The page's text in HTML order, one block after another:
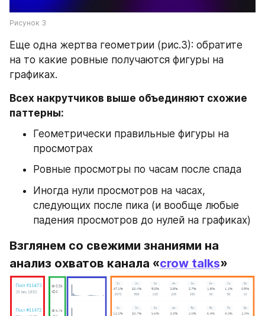
Рисунок 3
Еще одна жертва геометрии (рис.3): обратите
на то какие ровные получаются фигуры на
графиках.
Всех накрутчиков выше объединяют схожие
паттерны:
Геометрически правильные фигуры на
просмотрах
Ровные просмотры по часам после спада
Иногда нули просмотров на часах,
следующих после пика (и вообще любые
падения просмотров до нулей на графиках)
Взглянем со свежими знаниями на
анализ охватов канала «crow talks»